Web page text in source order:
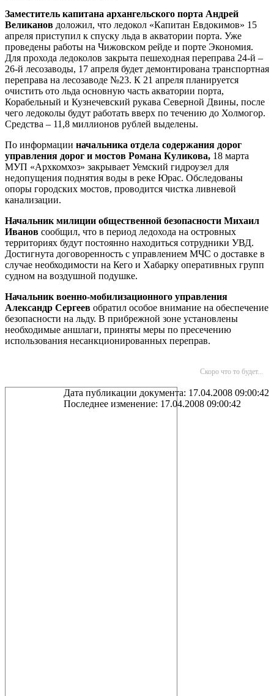
Заместитель капитана архангельского порта Андрей
Великанов доложил, что ледокол «Капитан Евдокимов» 15
апреля приступил к спуску льда в акватории порта. Уже
проведены работы на Чижовском рейде и порте Экономия.
Для прохода ледоколов закрыта пешеходная переправа 24-й –
26-й лесозаводы, 17 апреля будет демонтирована транспортная
переправа на лесозаводе №23. К 21 апреля планируется
очистить ото льда основную часть акватории порта,
Корабельный и Кузнечевский рукава Северной Двины, после
чего ледоколы будут работать вверх по течению до Холмогор.
Средства – 11,8 миллионов рублей выделены.
По информации начальника отдела содержания дорог
управления дорог и мостов Романа Куликова, 18 марта
МУП «Архкомхоз» закрывает Уемский гидроузел для
недопущения поднятия воды в реке Юрас. Обследованы
опоры городских мостов, проводится чистка ливневой
канализации.
Начальник милиции общественной безопасности Михаил
Иванов сообщил, что в период ледохода на островных
территориях будут постоянно находиться сотрудники УВД.
Достигнута договоренность с управлением МЧС о доставке в
случае необходимости на Кего и Хабарку оперативных групп
судном на воздушной подушке.
Начальник военно-мобилизационного управления
Александр Сергеев обратил особое внимание на обеспечение
безопасности на льду. В прибрежной зоне установлены
необходимые аншлаги, приняты меры по пресечению
использования несанкционированных переправ.
Скоро что то будет...
Дата публикации документа: 17.04.2008 09:00:42
Последнее изменение: 17.04.2008 09:00:42